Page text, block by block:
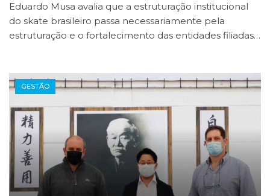
Eduardo Musa avalia que a estruturação institucional
do skate brasileiro passa necessariamente pela
estruturação e o fortalecimento das entidades filiadas…
GESTÃO